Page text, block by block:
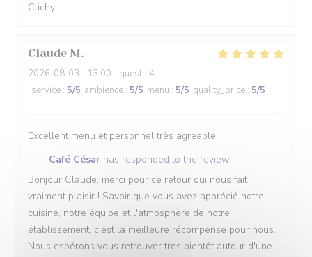
Clichy
Claude M
2026-08-03 - 13:00 - guests 4
service : 5/5 ambience : 5/5 menu : 5/5 quality_price : 5/5
Excellent menu et personnel très agreable
Café César has responded to the review
Bonjour Claude, merci pour ce retour qui nous fait
vraiment plaisir ! Savoir que vous avez apprécié notre
cuisine, notre équipe et l'atmosphère de notre
établissement, c'est la meilleure récompense pour nous.
Nous espérons vous retrouver très bientôt autour d'une